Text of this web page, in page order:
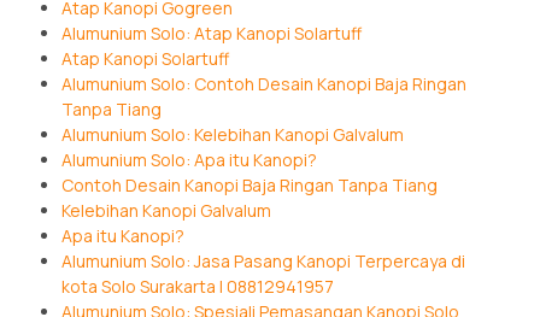
Atap Kanopi Gogreen
Alumunium Solo: Atap Kanopi Solartuff
Atap Kanopi Solartuff
Alumunium Solo: Contoh Desain Kanopi Baja Ringan
Tanpa Tiang
Alumunium Solo: Kelebihan Kanopi Galvalum
Alumunium Solo: Apa itu Kanopi?
Contoh Desain Kanopi Baja Ringan Tanpa Tiang
Kelebihan Kanopi Galvalum
Apa itu Kanopi?
Alumunium Solo: Jasa Pasang Kanopi Terpercaya di
kota Solo Surakarta | 08812941957
Alumunium Solo: Spesiali Pemasangan Kanopi Solo